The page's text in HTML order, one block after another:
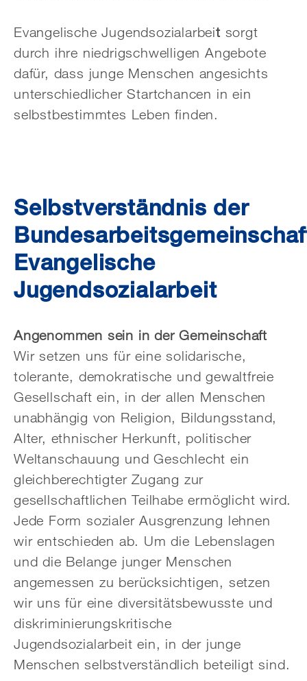
Evangelische Jugendsozialarbeit sorgt
durch ihre niedrigschwelligen Angebote
dafür, dass junge Menschen angesichts
unterschiedlicher Startchancen in ein
selbstbestimmtes Leben finden.
Selbstverständnis der
Evangelische
Jugendsozialarbeit
Angenommen sein in der Gemeinschaft
Wir setzen uns für eine solidarische,
tolerante, demokratische und gewaltfreie
Gesellschaft ein, in der allen Menschen
unabhängig von Religion, Bildungsstand,
Alter, ethnischer Herkunft, politischer
Weltanschauung und Geschlecht ein
gleichberechtigter Zugang zur
gesellschaftlichen Teilhabe ermöglicht wird.
Jede Form sozialer Ausgrenzung lehnen
wir entschieden ab. Um die Lebenslagen
und die Belange junger Menschen
angemessen zu berücksichtigen, setzen
wir uns für eine diversitätsbewusste und
diskriminierungskritische
Jugendsozialarbeit ein, in der junge
Menschen selbstverständlich beteiligt sind.